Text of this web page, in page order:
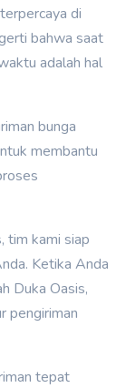
di
bahwa saat
adalah hal
bunga
membantu
tim kami siap
Ketika Anda
Duka Oasis,
pengiriman
tepat